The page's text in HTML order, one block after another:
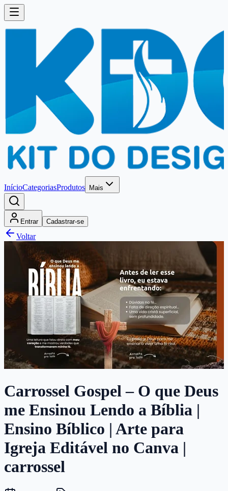
InícioCategoriasProdutos Mais
Entrar Cadastrar-se
Voltar
Carrossel Gospel – O que Deus
me Ensinou Lendo a Bíblia |
Ensino Bíblico | Arte para
Igreja Editável no Canva |
carrossel